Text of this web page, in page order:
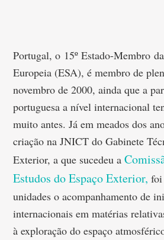
Portugal, o 15º Estado-Membro
Europeia (ESA), é membro de
novembro de 2000, ainda que a
portuguesa a nível internacional
muito antes. Já em meados dos
criação na JNICT do Gabinete
Exterior, a que sucedeu a
Estudos do Espaço Exterior, foi
unidades o acompanhamento de
internacionais em matérias
à exploração do espaço